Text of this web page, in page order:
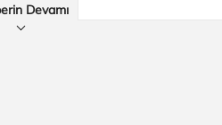
Devamı